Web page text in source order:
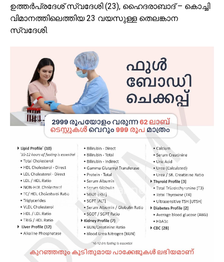
ഉത്തർപ്രദേശ് സ്വദേശി (23), ഹൈദരാബാദ് – കൊച്ചി
വിമാനത്തിലെത്തിയ 23 വയസുള്ള തെലങ്കാന
സ്വദേശി.